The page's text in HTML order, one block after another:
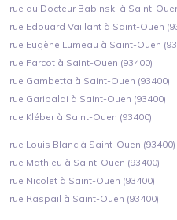
rue du Docteur Babinski à Saint-
rue Edouard Vaillant à Saint-Ouen
rue Eugène Lumeau à Saint-Ouen
rue Farcot à Saint-Ouen (93400)
rue Gambetta à Saint-Ouen (93400)
rue Garibaldi à Saint-Ouen (93400)
rue Kléber à Saint-Ouen (93400)
rue Louis Blanc à Saint-Ouen (93400)
rue Mathieu à Saint-Ouen (93400)
rue Nicolet à Saint-Ouen (93400)
rue Raspail à Saint-Ouen (93400)